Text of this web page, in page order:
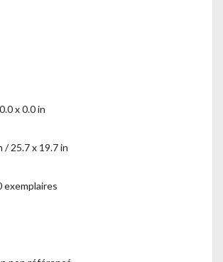
x 0.0 in
/ 25.7 x 19.7 in
exemplaires